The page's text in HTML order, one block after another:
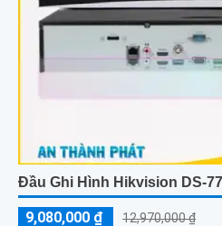
Đầu Ghi Hình Hikvision DS-
9,080,000 ₫ 12,970,000 ₫